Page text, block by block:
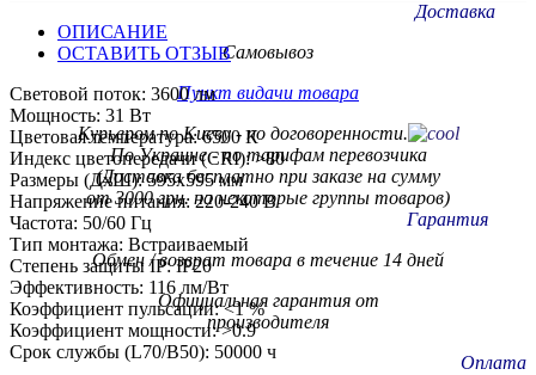
Доставка
Самовывоз
Пункт видачи товара
Курьером по Киеву - по договоренности.
По Украине - по тарифам перевозчика
(Доставка бесплатно при заказе на сумму
от 3000 грн. на некоторые группы товаров)
Гарантия
Обмен / возврат товара в течение 14 дней
Официальная гарантия от
производителя
Оплата
ОПИСАНИЕ
ОСТАВИТЬ ОТЗЫВ
Световой поток: 3600 лм
Мощность: 31 Вт
Цветовая температура: 6500 К
Индекс цветопередачи (CRI): >80
Размеры (ДxШ): 595x595 мм
Напряжение питания: 220-240 В
Частота: 50/60 Гц
Тип монтажа: Встраиваемый
Степень защиты IP: IP20
Эффективность: 116 лм/Вт
Коэффициент пульсации: <1 %
Коэффициент мощности: >0.9
Срок службы (L70/B50): 50000 ч